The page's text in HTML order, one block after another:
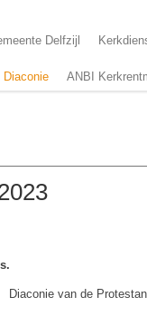
Delfzijl
Diaconie ANBI
Diaconie van de